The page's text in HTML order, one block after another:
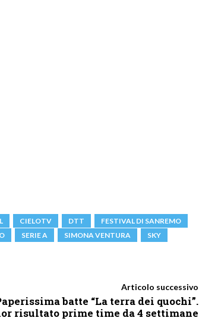
CIELOTV DTT
FESTIVAL DI SANREMO
SERIE A SIMONA VENTURA
SKY
Articolo successivo
batte “La terra dei quochi”.
risultato prime time da 4 settimane